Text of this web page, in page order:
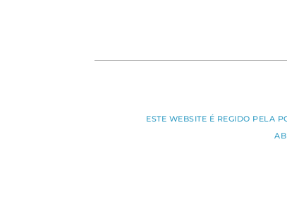
ESTE WEBSITE É REGIDO PELA